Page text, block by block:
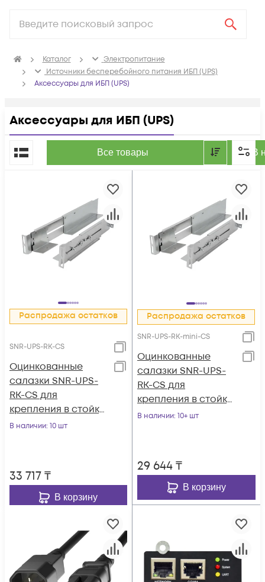
Каталог
Электропитание
Источники бесперебойного питания ИБП (UPS)
Аксессуары для ИБП (UPS)
Аксессуары для ИБП (UPS)
Все товары В
По популярности
Распродажа остатков
SNR-UPS-RK-CS
Оцинкованные
салазки SNR-UPS-
RK-CS для
крепления в стойку
ИБП серии SNR-UPS
В наличии: 10 шт
33 717₸
В корзину
Распродажа остатков
SNR-UPS-RK-mini-CS
Оцинкованные
cалазки SNR-UPS-
RK-CS для
крепления в стойку
глубиной 600-
В наличии: 10+ шт
29 644₸
В корзину